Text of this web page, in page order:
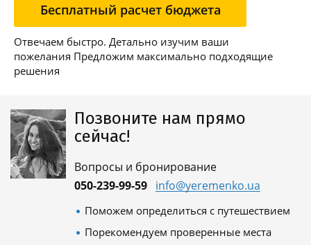
Бесплатный расчет бюджета
Отвечаем быстро. Детально изучим ваши
пожелания Предложим максимально подходящие
решения
Позвоните нам прямо
сейчас!
Вопросы и бронирование
050-239-99-59 info@yeremenko.ua
Поможем определиться с путешествием
Порекомендуем проверенные места